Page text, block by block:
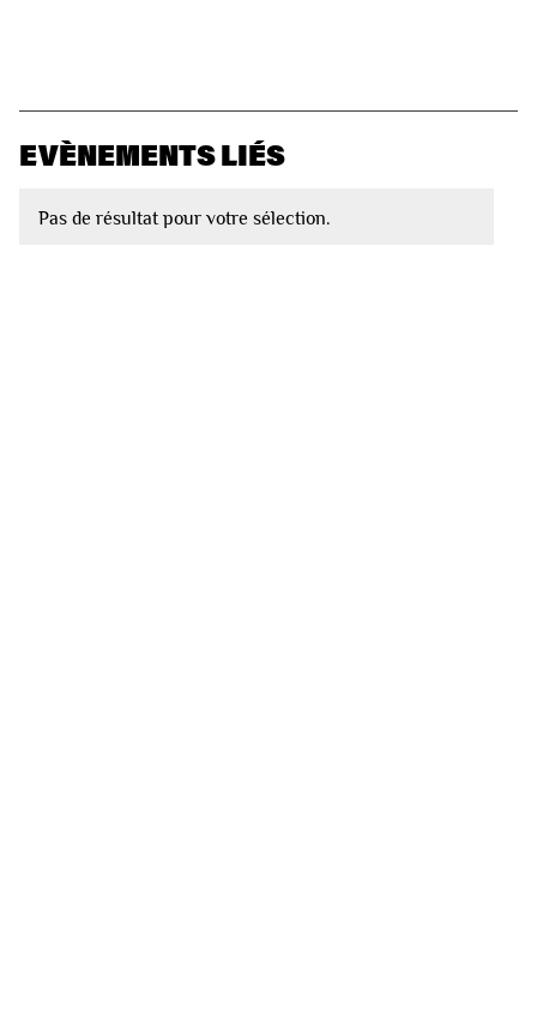
EVÈNEMENTS LIÉS
Pas de résultat pour votre sélection.